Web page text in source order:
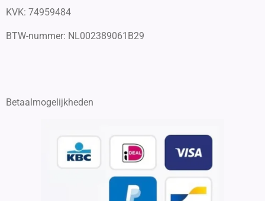
KVK: 74959484
BTW-nummer: NL002389061B29
Betaalmogelijkheden